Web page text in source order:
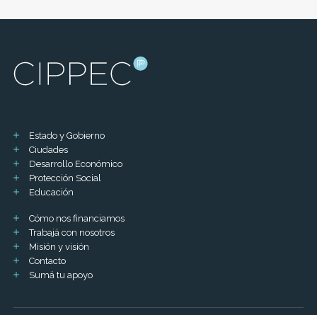
Estado y Gobierno
Ciudades
Desarrollo Económico
Protección Social
Educación
Cómo nos financiamos
Trabajá con nosotros
Misión y visión
Contacto
Sumá tu apoyo